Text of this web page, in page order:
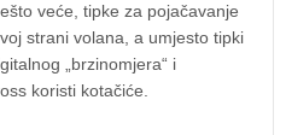
veće, tipke za pojačavanje
strani volana, a umjesto tipki
„brzinomjera“ i
koristi kotačiće.